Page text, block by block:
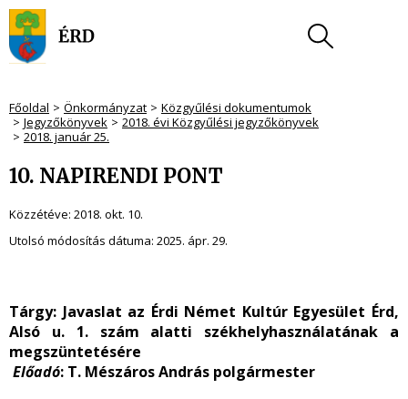
Főoldal Önkormányzat
Közgyűlési dokumentumok
Jegyzőkönyvek
2018. évi Közgyűlési jegyzőkönyvek
2018. január 25.
10. NAPIRENDI PONT
Közzétéve: 2018. okt. 10.
Utolsó módosítás dátuma: 2025. ápr. 29.
Tárgy: Javaslat az Érdi Német Kultúr Egyesület Érd,
Alsó u. 1. szám alatti székhelyhasználatának a
megszüntetésére
Előadó: T. Mészáros András polgármester